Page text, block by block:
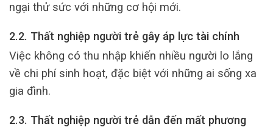
ngại thử sức với những cơ hội mới.
2.2. Thất nghiệp người trẻ gây áp lực tài chính
Việc không có thu nhập khiến nhiều người lo lắng
về chi phí sinh hoạt, đặc biệt với những ai sống xa
gia đình.
2.3. Thất nghiệp người trẻ dẫn đến mất phương